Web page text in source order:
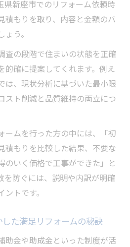
県新座市でのリフォーム依頼時
積もりを取り、内容と金額のバ
う。
査の段階で住まいの状態を正確
的確に提案してくれます。例え
は、現状分析に基づいた最小限
スト削減と品質維持の両立につ
ームを行った方の中には、「初
積もりを比較した結果、不要な
のいく価格で工事ができた」と
を防ぐには、説明や内訳が明確
トです。
た満足リフォームの秘訣
助金や助成金といった制度が活